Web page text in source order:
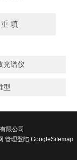
光谱仪
型
限公司
管理登陆 GoogleSitemap